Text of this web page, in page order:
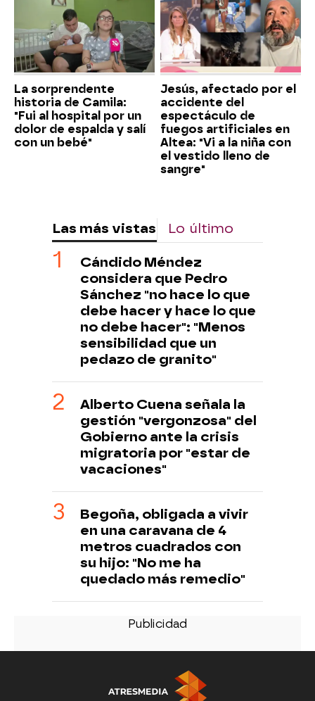
La sorprendente
historia de Camila:
"Fui al hospital por un
dolor de espalda y salí
con un bebé"
Jesús, afectado por el
accidente del
espectáculo de
fuegos artificiales en
Altea: "Vi a la niña con
el vestido lleno de
sangre"
Las más vistas Lo último
Cándido Méndez
considera que Pedro
Sánchez "no hace lo que
debe hacer y hace lo que
no debe hacer": "Menos
sensibilidad que un
pedazo de granito"
Alberto Cuena señala la
gestión "vergonzosa" del
Gobierno ante la crisis
migratoria por "estar de
vacaciones"
Begoña, obligada a vivir
en una caravana de 4
metros cuadrados con
su hijo: "No me ha
quedado más remedio"